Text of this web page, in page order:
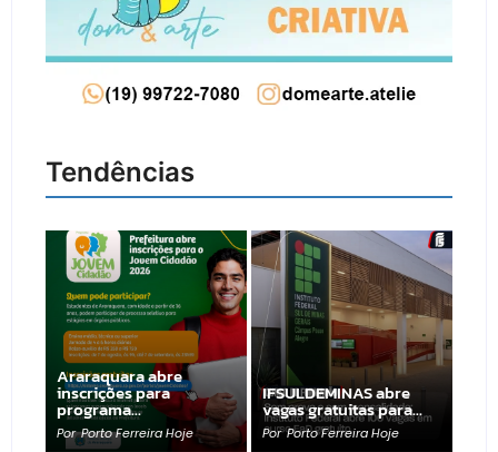
Tendências
Araraquara abre
inscrições para
programa…
Por Porto Ferreira Hoje
IFSULDEMINAS abre
vagas gratuitas para…
Por Porto Ferreira Hoje